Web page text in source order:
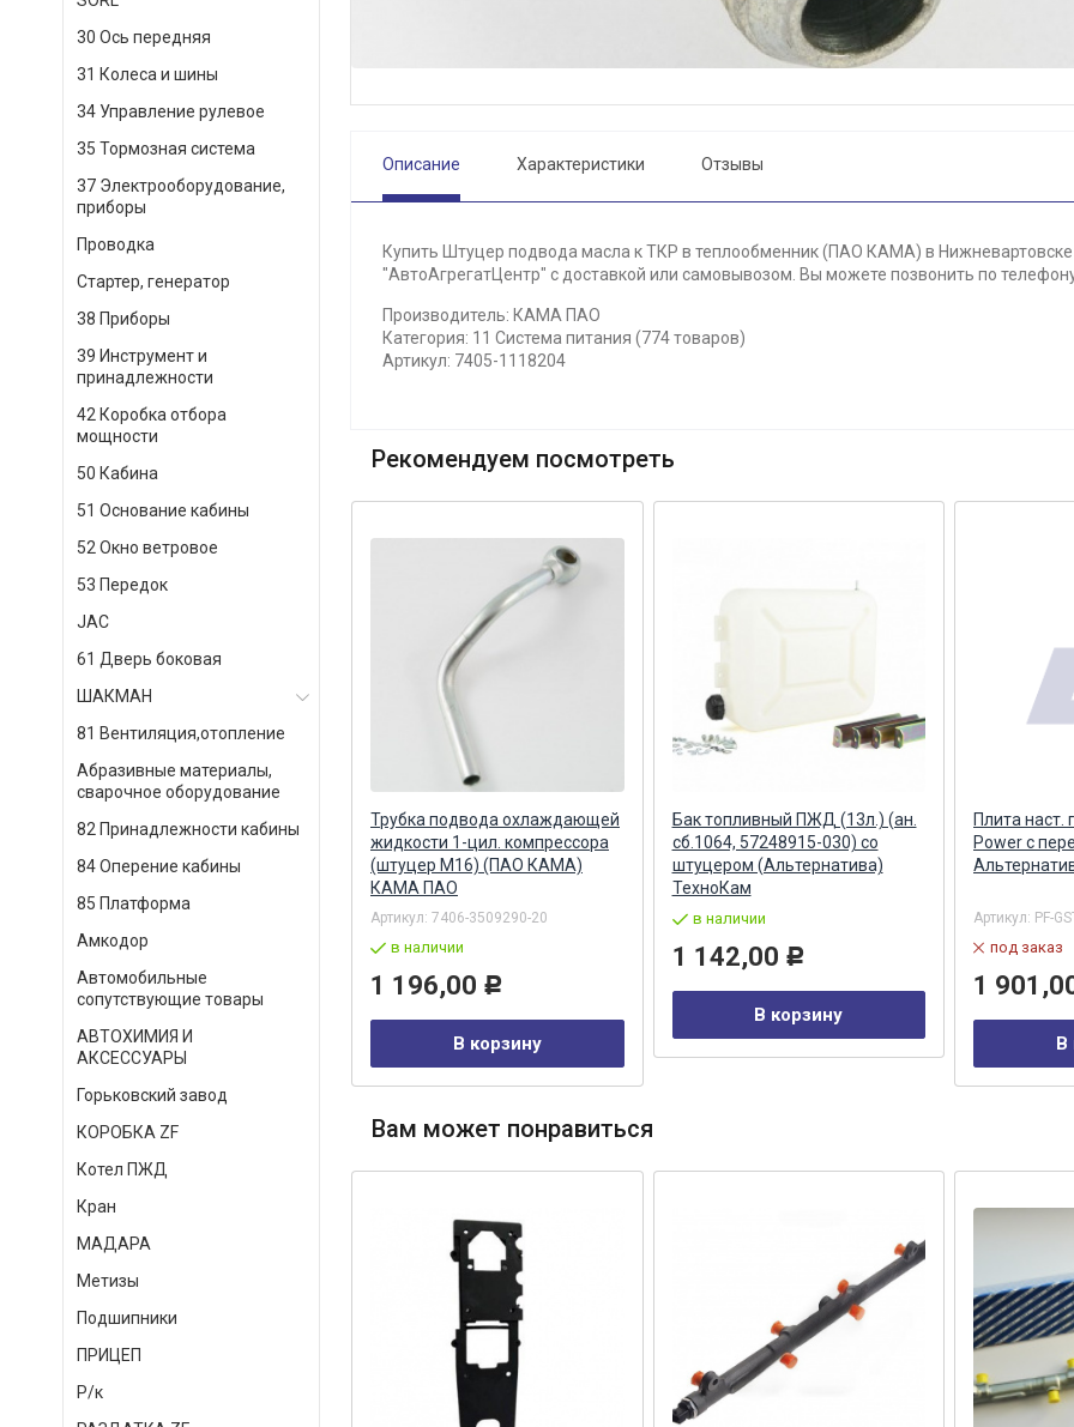
30 Ось передняя
31 Колеса и шины
34 Управление рулевое
35 Тормозная система
37 Электрооборудование,
приборы
Проводка
Стартер, генератор
38 Приборы
39 Инструмент и
принадлежности
42 Коробка отбора
мощности
50 Кабина
51 Основание кабины
52 Окно ветровое
53 Передок
JAC
61 Дверь боковая
ШАКМАН
81 Вентиляция,отопление
Абразивные материалы,
сварочное оборудование
82 Принадлежности кабины
84 Оперение кабины
85 Платформа
Амкодор
Автомобильные
сопутствующие товары
АВТОХИМИЯ И
АКСЕССУАРЫ
Горьковский завод
КОРОБКА ZF
Котел ПЖД
Кран
МАДАРА
Метизы
Подшипники
ПРИЦЕП
Р/к
Описание Характеристики Отзывы
Купить Штуцер подвода масла к ТКР в теплообменник (ПАО КАМА) в Нижневартовске
"АвтоАгрегатЦентр" с доставкой или самовывозом. Вы можете позвонить по
Производитель: КАМА ПАО
Категория: 11 Система питания (774 товаров)
Артикул: 7405-1118204
Рекомендуем посмотреть
Болт-штуцер М14х1.5х30 МАЗ
трубок топливных на ТНВД /
ПАО А-Дизель ПАО А-Дизель г.
310096-П29
под заказ
220,00 Р
В корзину
Трубка подвода охлаждающей
жидкости 1-цил. компрессора
(штуцер М16) (ПАО КАМА)
КАМА ПАО
Артикул: 7406-3509290-20
в наличии
1 196,00 Р
В корзину
Бак топливный ПЖД (13л.) (ан.
сб.1064, 57248915-030) со
штуцером (Альтернатива)
ТехноКам
в наличии
1 142,00 Р
В корзину
Плита наст.
Power с
Артикул: PF-
под заказ
1
В
Вам может понравиться